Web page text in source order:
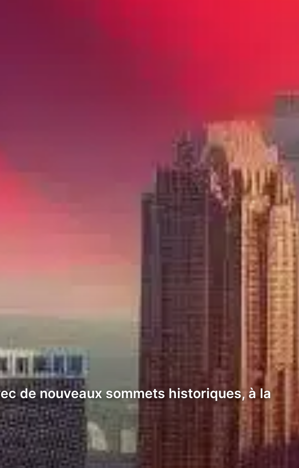
de nouveaux sommets historiques, à la